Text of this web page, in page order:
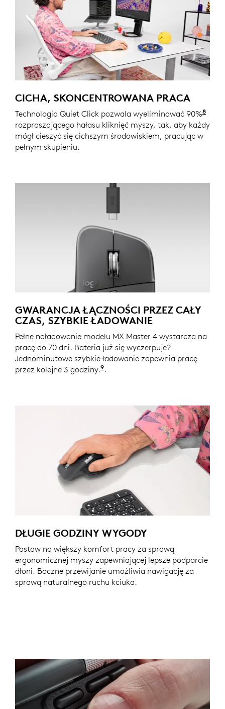
CICHA, SKONCENTROWANA PRACA
Technologia Quiet Click pozwala wyeliminować 90%8
rozpraszającego hałasu kliknięć myszy, tak, aby każdy
mógł cieszyć się cichszym środowiskiem, pracując w
pełnym skupieniu.
GWARANCJA ŁĄCZNOŚCI PRZEZ CAŁY
CZAS, SZYBKIE ŁADOWANIE
Pełne naładowanie modelu MX Master 4 wystarcza na
pracę do 70 dni. Bateria już się wyczerpuje?
Jednominutowe szybkie ładowanie zapewnia pracę
przez kolejne 3 godziny.9Żywotność baterii może
.
DŁUGIE GODZINY WYGODY
Postaw na większy komfort pracy za sprawą
ergonomicznej myszy zapewniającej lepsze podparcie
dłoni. Boczne przewijanie umożliwia nawigację za
sprawą naturalnego ruchu kciuka.